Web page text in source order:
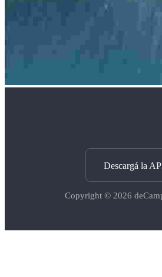
Descargá la
Copyright © 2026